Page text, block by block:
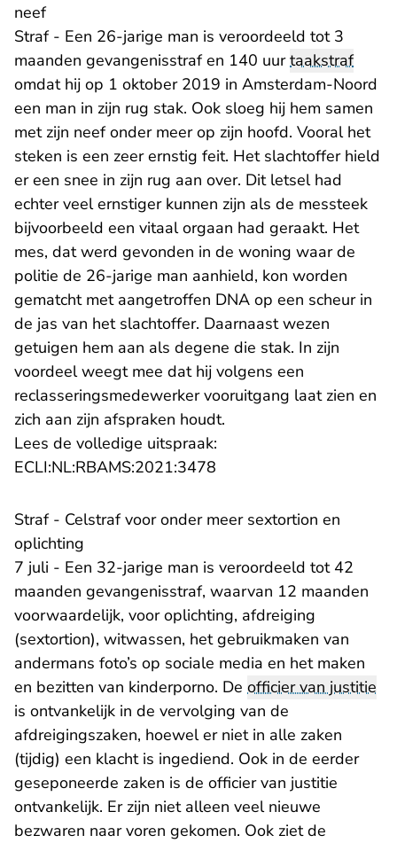
neef
Straf - Een 26-jarige man is veroordeeld tot 3
maanden gevangenisstraf en 140 uurtaakstraf
omdat hij op 1 oktober 2019 in Amsterdam-Noord
een man in zijn rug stak. Ook sloeg hij hem samen
met zijn neef onder meer op zijn hoofd. Vooral het
steken is een zeer ernstig feit. Het slachtoffer hield
er een snee in zijn rug aan over. Dit letsel had
echter veel ernstiger kunnen zijn als de messteek
bijvoorbeeld een vitaal orgaan had geraakt. Het
mes, dat werd gevonden in de woning waar de
politie de 26-jarige man aanhield, kon worden
gematcht met aangetroffen DNA op een scheur in
de jas van het slachtoffer. Daarnaast wezen
getuigen hem aan als degene die stak. In zijn
voordeel weegt mee dat hij volgens een
reclasseringsmedewerker vooruitgang laat zien en
zich aan zijn afspraken houdt.
Lees de volledige uitspraak:
ECLI:NL:RBAMS:2021:3478
Straf - Celstraf voor onder meer sextortion en
oplichting
7 juli - Een 32-jarige man is veroordeeld tot 42
maanden gevangenisstraf, waarvan 12 maanden
voorwaardelijk, voor oplichting, afdreiging
(sextortion), witwassen, het gebruikmaken van
andermans foto’s op sociale media en het maken
en bezitten van kinderporno. De officier van justitie
is ontvankelijk in de vervolging van de
afdreigingszaken, hoewel er niet in alle zaken
(tijdig) een klacht is ingediend. Ook in de eerder
geseponeerde zaken is de officier van justitie
ontvankelijk. Er zijn niet alleen veel nieuwe
bezwaren naar voren gekomen. Ook ziet de